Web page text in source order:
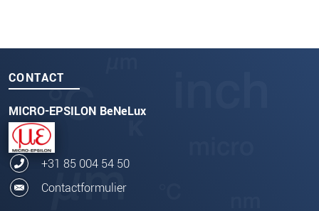
CONTACT
MICRO-EPSILON BeNeLux
+31 85 004 54 50
Contactformulier